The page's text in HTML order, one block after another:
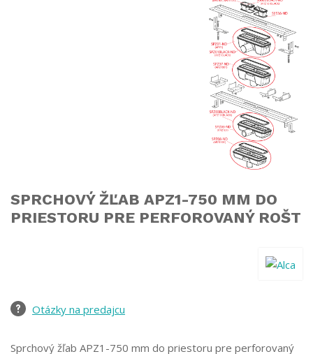
SPRCHOVÝ ŽĽAB APZ1-750 MM DO
PRIESTORU PRE PERFOROVANÝ ROŠT
Otázky na predajcu
Sprchový žľab APZ1-750 mm do priestoru pre perforovaný